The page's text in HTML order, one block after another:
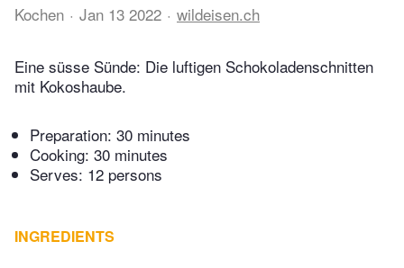
Kochen Jan 13 2022 wildeisen.ch
Eine süsse Sünde: Die luftigen Schokoladenschnitten
mit Kokoshaube.
Preparation: 30 minutes
Cooking: 30 minutes
Serves: 12 persons
INGREDIENTS